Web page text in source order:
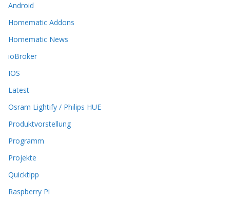
k
n
n
n
a
f
d
r
r
o
u
k
Android
Homematic Addons
Homematic News
ioBroker
IOS
Latest
Osram Lightify / Philips HUE
Produktvorstellung
Programm
Projekte
Quicktipp
Raspberry Pi